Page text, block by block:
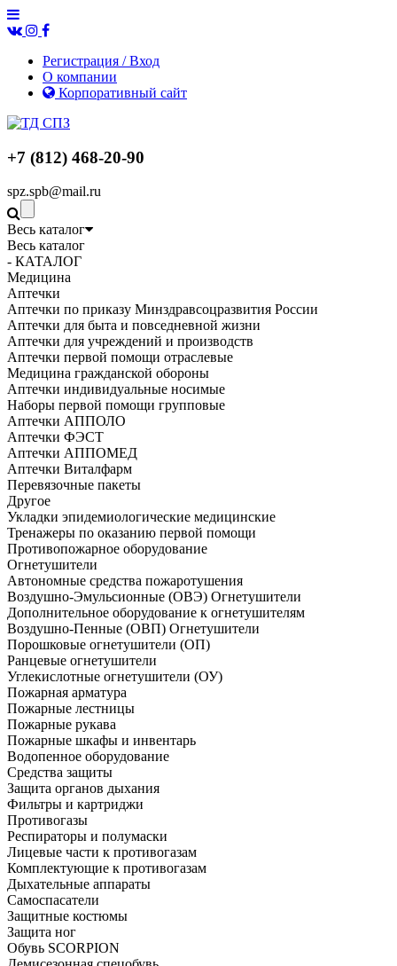
Регистрация / Вход
О компании
Корпоративный сайт
+7 (812) 468-20-90
spz.spb@mail.ru
Весь каталог
Весь каталог
- КАТАЛОГ
Медицина
Аптечки
Аптечки по приказу Минздравсоцразвития России
Аптечки для быта и повседневной жизни
Аптечки для учреждений и производств
Аптечки первой помощи отраслевые
Медицина гражданской обороны
Аптечки индивидуальные носимые
Наборы первой помощи групповые
Аптечки АППОЛО
Аптечки ФЭСТ
Аптечки АППОМЕД
Аптечки Виталфарм
Перевязочные пакеты
Другое
Укладки эпидемиологические медицинские
Тренажеры по оказанию первой помощи
Противопожарное оборудование
Огнетушители
Автономные средства пожаротушения
Воздушно-Эмульсионные (ОВЭ) Огнетушители
Дополнительное оборудование к огнетушителям
Воздушно-Пенные (ОВП) Огнетушители
Порошковые огнетушители (ОП)
Ранцевые огнетушители
Углекислотные огнетушители (ОУ)
Пожарная арматура
Пожарные лестницы
Пожарные рукава
Пожарные шкафы и инвентарь
Водопенное оборудование
Средства защиты
Защита органов дыхания
Фильтры и картриджи
Противогазы
Респираторы и полумаски
Лицевые части к противогазам
Комплектующие к противогазам
Дыхательные аппараты
Самоспасатели
Защитные костюмы
Защита ног
Обувь SCORPION